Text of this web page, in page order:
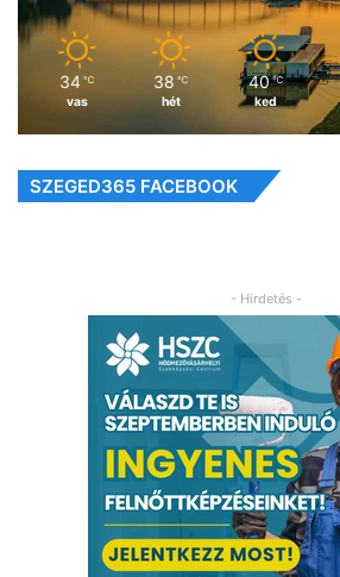
34 ℃
vas
38 ℃
hét
40 ℃
ked
SZEGED365 FACEBOOK
- Hirdetés -